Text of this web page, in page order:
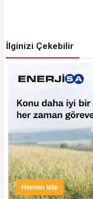
İlginizi Çekebilir